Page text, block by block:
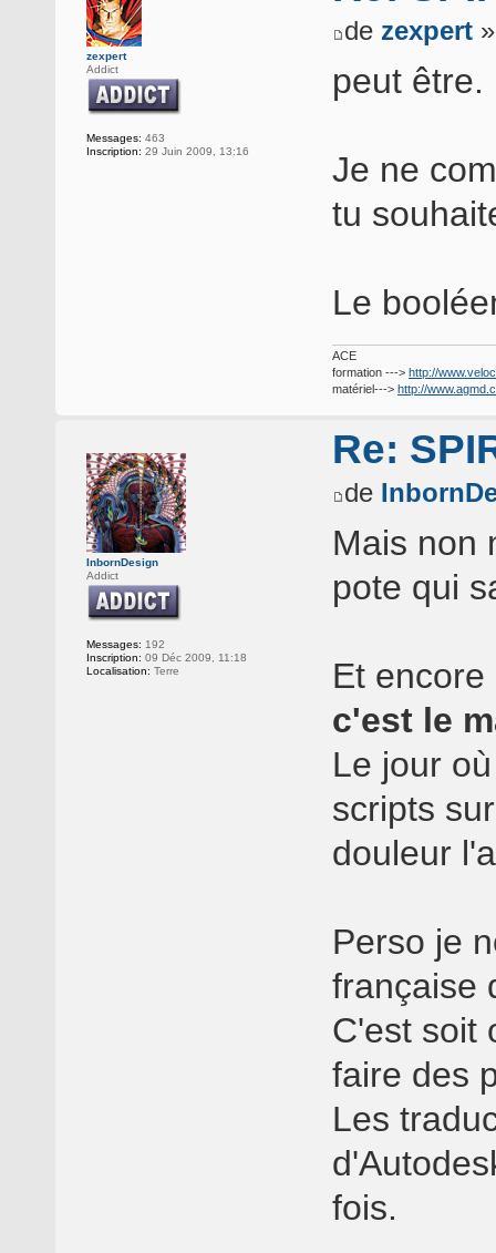
zexpert
Addict
Messages: 463
Inscription: 29 Juin 2009, 13:16
de zexpert
peut être.
Je ne
tu
Le
ACE
formation ---> http://
matériel---> http://
InbornDesign
Addict
Messages: 192
Inscription: 09 Déc 2009, 11:18
Localisation: Terre
Re:
de
Mais non
pote qui
Et
c'est le
Le jour
scripts
douleur
Perso je
française
C'est soit
faire des
Les
fois.